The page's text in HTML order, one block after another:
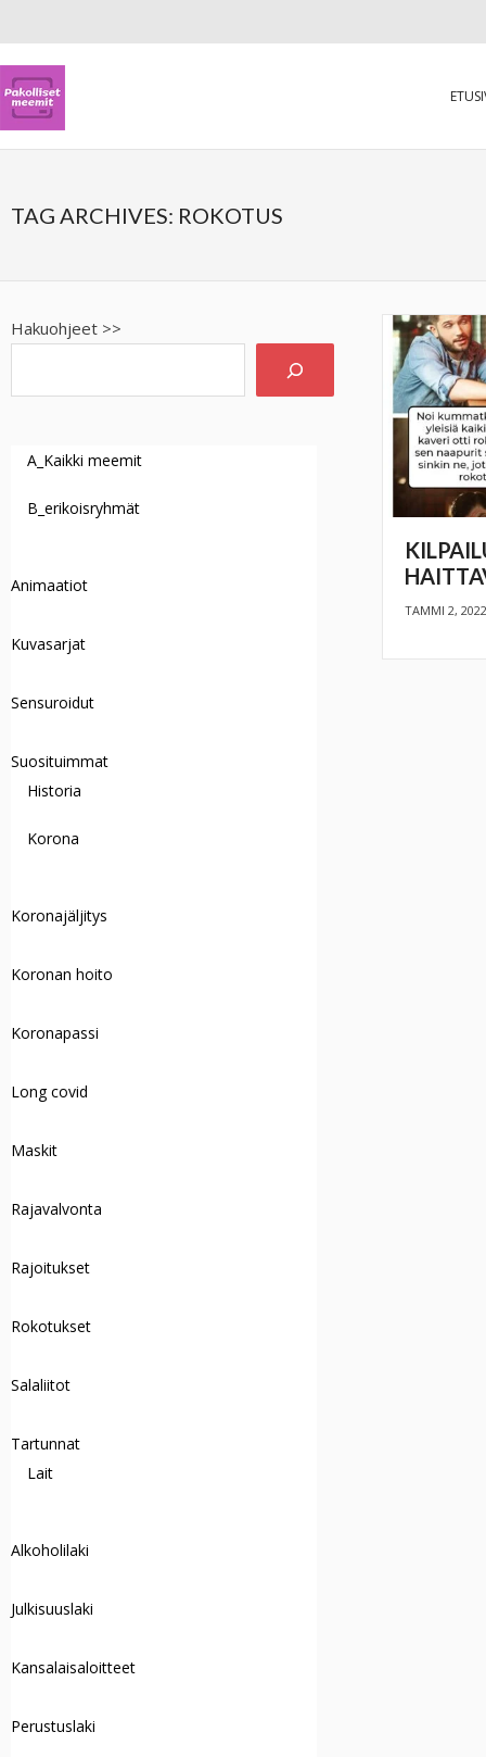
TAG ARCHIVES: ROKOTUS
TAMMI 2,
Hakuohjeet >>
A_Kaikki meemit
B_erikoisryhmät
Animaatiot
Kuvasarjat
Sensuroidut
Suosituimmat
Historia
Korona
Koronajäljitys
Koronan hoito
Koronapassi
Long covid
Maskit
Rajavalvonta
Rajoitukset
Rokotukset
Salaliitot
Tartunnat
Lait
Alkoholilaki
Julkisuuslaki
Kansalaisaloitteet
Perustuslaki